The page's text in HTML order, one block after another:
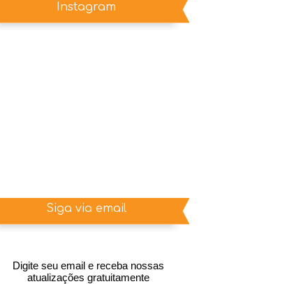
Instagram
Siga via email
Digite seu email e receba nossas
atualizações gratuitamente